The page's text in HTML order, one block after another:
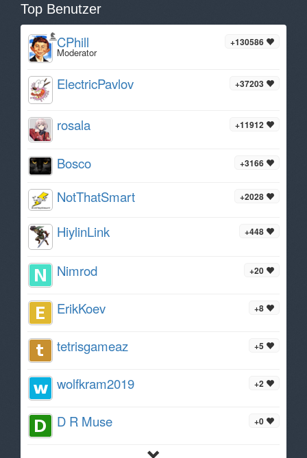
Top Benutzer
+130586
CPhill
Moderator
+37203
ElectricPavlov
+11912
rosala
+3166
Bosco
+2028
NotThatSmart
+448
HiylinLink
+20
Nimrod
+8
ErikKoev
+5
tetrisgameaz
+2
wolfkram2019
+0
D R Muse